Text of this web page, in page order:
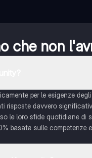
che non
per le esigenze
risposte davvero
le loro sfide quotidiane
basata sulle competenze